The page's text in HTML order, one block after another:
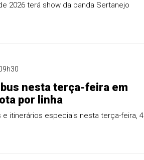
2026 terá show da banda Sertanejo
nesta terça-feira em
por linha
itinerários especiais nesta terça-feira, 4